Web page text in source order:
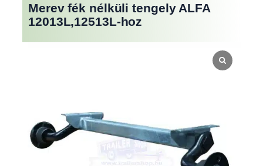
Merev fék nélküli tengely ALFA
12013L,12513L-hoz